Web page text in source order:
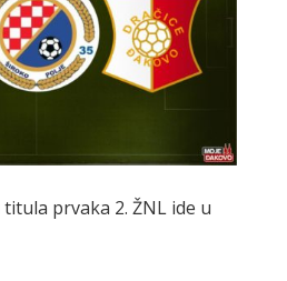
prvaka 2. ŽNL ide u